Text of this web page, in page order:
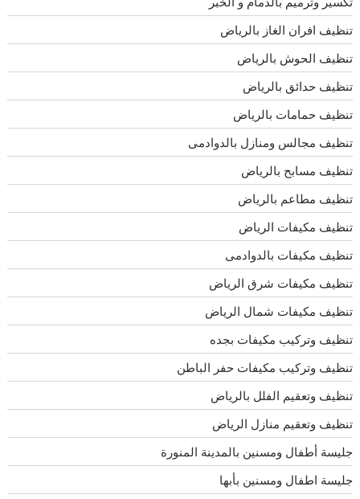
تنظيف افران الغاز بالرياض
تنظيف الحوش بالرياض
تنظيف حدائق بالرياض
تنظيف حمامات بالرياض
تنظيف مجالس ومنازل بالدوادمى
تنظيف مسابح بالرياض
تنظيف مطاعم بالرياض
تنظيف مكيفات الرياض
تنظيف مكيفات بالدوادمى
تنظيف مكيفات شرق الرياض
تنظيف مكيفات شمال الرياض
تنظيف وتركيب مكيفات بجده
تنظيف وتركيب مكيفات حفر الباطن
تنظيف وتعقيم الفلل بالرياض
تنظيف وتعقيم منازل الرياض
جليسة أطفال ومسنين بالمدينة المنورة
جليسة اطفال ومسنين بأبها